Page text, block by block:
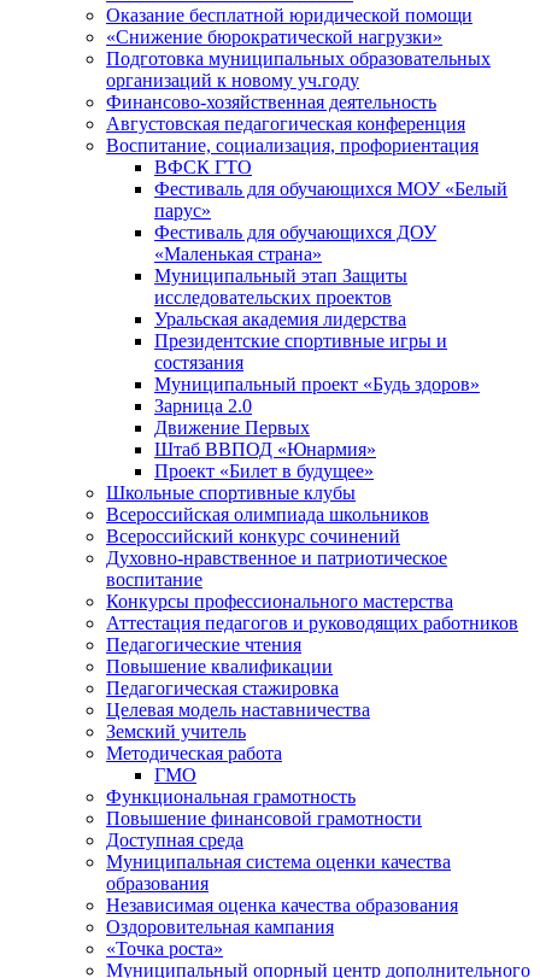
Оказание бесплатной юридической помощи
«Снижение бюрократической нагрузки»
Подготовка муниципальных образовательных
организаций к новому уч.году
Финансово-хозяйственная деятельность
Августовская педагогическая конференция
Воспитание, социализация, профориентация
ВФСК ГТО
Фестиваль для обучающихся МОУ «Белый
парус»
Фестиваль для обучающихся ДОУ
«Маленькая страна»
Муниципальный этап Защиты
исследовательских проектов
Уральская академия лидерства
Президентские спортивные игры и
состязания
Муниципальный проект «Будь здоров»
Зарница 2.0
Движение Первых
Штаб ВВПОД «Юнармия»
Проект «Билет в будущее»
Школьные спортивные клубы
Всероссийская олимпиада школьников
Всероссийский конкурс сочинений
Духовно-нравственное и патриотическое
воспитание
Конкурсы профессионального мастерства
Аттестация педагогов и руководящих работников
Педагогические чтения
Повышение квалификации
Педагогическая стажировка
Целевая модель наставничества
Земский учитель
Методическая работа
ГМО
Функциональная грамотность
Повышение финансовой грамотности
Доступная среда
Муниципальная система оценки качества
образования
Независимая оценка качества образования
Оздоровительная кампания
«Точка роста»
Муниципальный опорный центр дополнительного